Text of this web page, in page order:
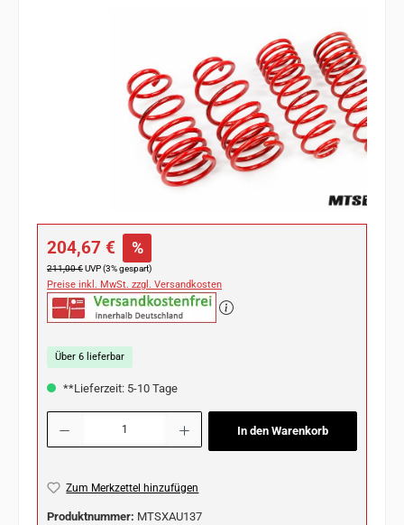
Verkaufspreis:
204,67 € %
Regulärer Preis:
211,00 €UVP (3% gespart)
Preise inkl. MwSt. zzgl. Versandkosten
Über 6 lieferbar
**Lieferzeit: 5-10 Tage
Produkt Anzahl: Gib den gewünschten Wert ein oder benutze die Schaltflächen
In den Warenkorb
Zum Merkzettel hinzufügen
Produktnummer: MTSXAU137